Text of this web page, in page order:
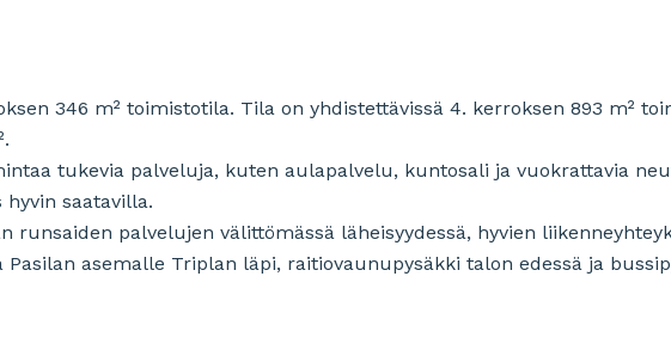
346 m² toimistotila. Tila on yhdistettävissä 4. kerroksen 893 m²
tukevia palveluja, kuten aulapalvelu, kuntosali ja vuokrattavia
hyvin saatavilla.
runsaiden palvelujen välittömässä läheisyydessä, hyvien
asemalle Triplan läpi, raitiovaunupysäkki talon edessä ja